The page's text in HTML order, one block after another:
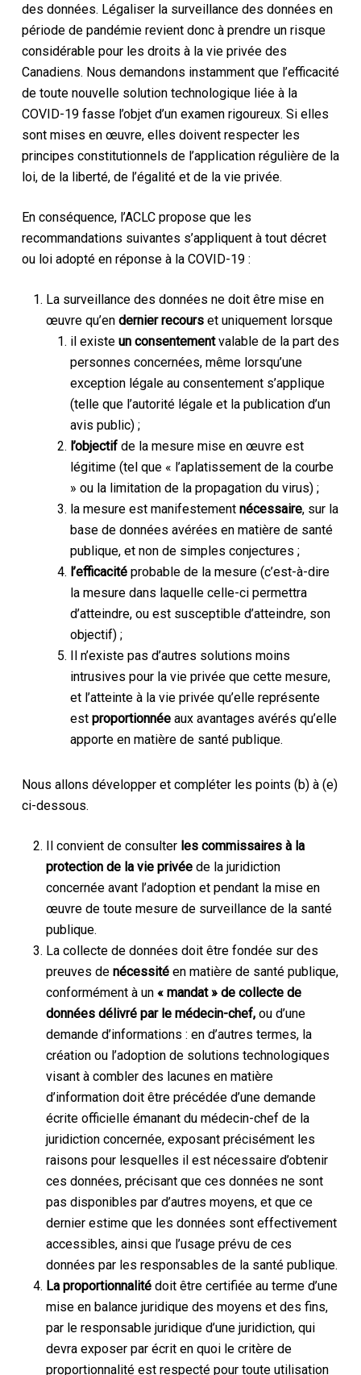
des données. Légaliser la surveillance des données en
période de pandémie revient donc à prendre un risque
considérable pour les droits à la vie privée des
Canadiens. Nous demandons instamment que l’efficacité
de toute nouvelle solution technologique liée à la
COVID-19 fasse l’objet d’un examen rigoureux. Si elles
sont mises en œuvre, elles doivent respecter les
principes constitutionnels de l’application régulière de la
loi, de la liberté, de l’égalité et de la vie privée.
En conséquence, l’ACLC propose que les
recommandations suivantes s’appliquent à tout décret
ou loi adopté en réponse à la COVID-19 :
La surveillance des données ne doit être mise en
œuvre qu’en dernier recourset uniquement lorsque
il existe un consentementvalable de la part des
personnes concernées, même lorsqu’une
exception légale au consentement s’applique
(telle que l’autorité légale et la publication d’un
avis public) ;
l’objectifde la mesure mise en œuvre est
légitime (tel que « l’aplatissement de la courbe
» ou la limitation de la propagation du virus) ;
la mesure est manifestement nécessaire, sur la
base de données avérées en matière de santé
publique, et non de simples conjectures ;
l’efficacitéprobable de la mesure (c’est-à-dire
la mesure dans laquelle celle-ci permettra
d’atteindre, ou est susceptible d’atteindre, son
objectif) ;
Il n’existe pas d’autres solutions moins
intrusives pour la vie privée que cette mesure,
et l’atteinte à la vie privée qu’elle représente
est proportionnéeaux avantages avérés qu’elle
apporte en matière de santé publique.
Nous allons développer et compléter les points (b) à (e)
ci-dessous.
Il convient de consulter les commissaires à la
protection de la vie privéede la juridiction
concernée avant l’adoption et pendant la mise en
œuvre de toute mesure de surveillance de la santé
publique.
La collecte de données doit être fondée sur des
preuves de nécessitéen matière de santé publique,
conformément à un « mandat » de collecte de
données délivré par le médecin-chef,ou d’une
demande d’informations : en d’autres termes, la
création ou l’adoption de solutions technologiques
visant à combler des lacunes en matière
d’information doit être précédée d’une demande
écrite officielle émanant du médecin-chef de la
juridiction concernée, exposant précisément les
raisons pour lesquelles il est nécessaire d’obtenir
ces données, précisant que ces données ne sont
pas disponibles par d’autres moyens, et que ce
dernier estime que les données sont effectivement
accessibles, ainsi que l’usage prévu de ces
données par les responsables de la santé publique.
La proportionnalitédoit être certifiée au terme d’une
mise en balance juridique des moyens et des fins,
par le responsable juridique d’une juridiction, qui
devra exposer par écrit en quoi le critère de
proportionnalité est respecté pour toute utilisation